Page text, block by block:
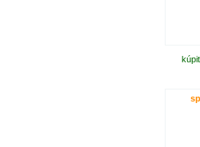
kúpiť